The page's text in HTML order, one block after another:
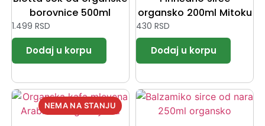
borovnice 500ml
1.499 RSD
organsko 200ml Mitoku
430 RSD